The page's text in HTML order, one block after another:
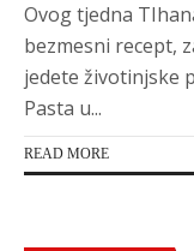
Ovog tjedna
bezmesni recept,
jedete životinjske
Pasta u...
READ MORE